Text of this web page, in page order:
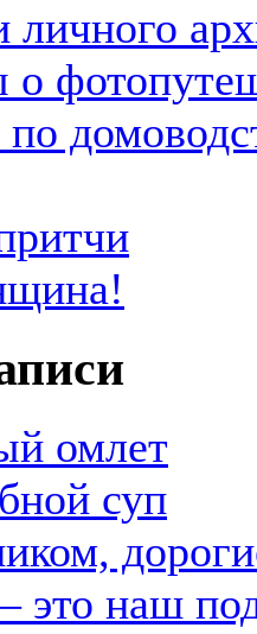
личного
о
омлет
суп
это наш